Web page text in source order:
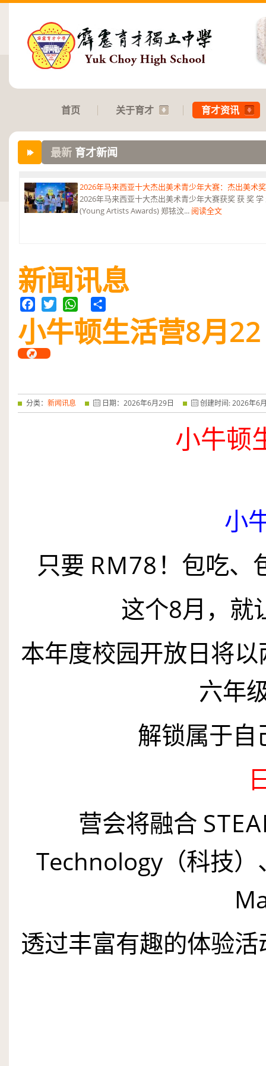
首页 关于育才 育才资讯
最新 育才新闻
2026年第三届《和韵》国际音乐杯：华乐团 2金、4银、6铜及5项参与
2026年第三届《和韵》国际音乐杯 华乐团荣获2金、4银、6铜及5项参
夺锦》 弹拨合奏... 阅读全文
2026年马来西亚十大杰出美术青少年大赛：杰出美术
2026年马来西亚十大杰出美术青少年大赛获奖 获 奖
(Young Artists Awards) 郑铱汶...
新闻讯息
Facebook
Twitter WhatsApp
Share
小牛顿生活营8月22
分类： 新闻讯息 日期： 2026年6月29日 创建时间:2026年6
小牛顿
小
只要 RM78 ！包吃、
这个8月，就
本年度校园开放日将
六年
解锁属于自
营会将融合
Technology（科技
透过丰富有趣的体验